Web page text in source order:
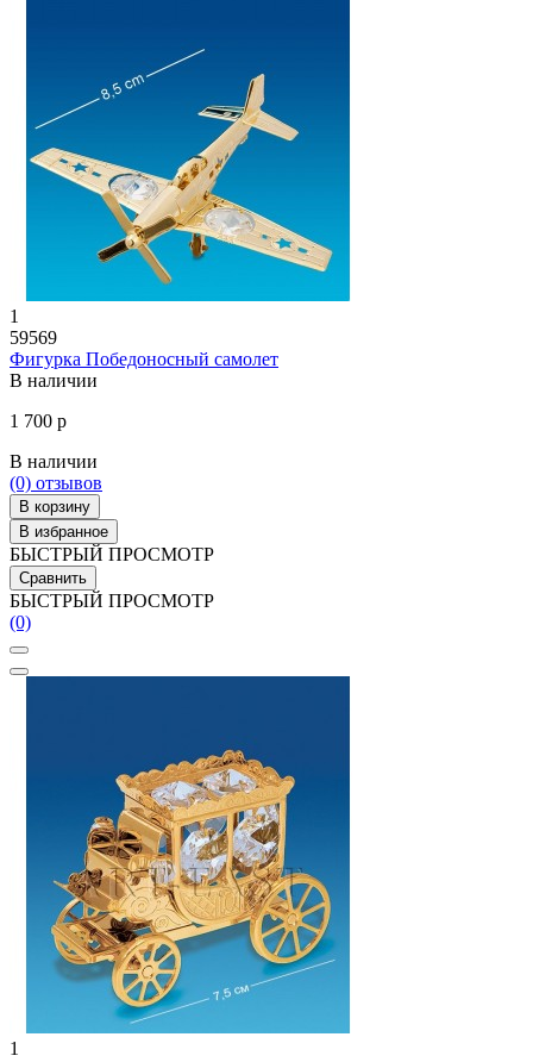
1
59569
Фигурка Победоносный самолет
В наличии
1 700 р
В наличии
(0) отзывов
В корзину
В избранное
БЫСТРЫЙ ПРОСМОТР
Сравнить
БЫСТРЫЙ ПРОСМОТР
(0)
1